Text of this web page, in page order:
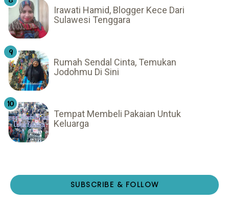
Irawati Hamid, Blogger Kece Dari
Sulawesi Tenggara
Rumah Sendal Cinta, Temukan
Jodohmu Di Sini
Tempat Membeli Pakaian Untuk
Keluarga
SUBSCRIBE & FOLLOW